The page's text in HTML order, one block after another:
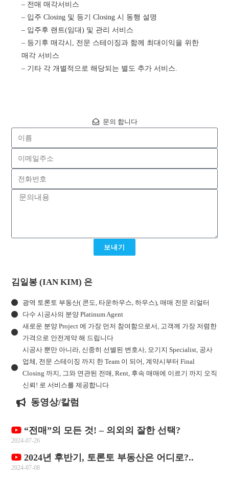
– 전매 매각서비스
– 입주 Closing 및 등기 Closing 시 동행 설명
– 입주후 랜트(임대) 및 관리 서비스
– 등기후 매각시, 전문 스테이징과 함께 최대이익을 위한
매각 서비스
– 기타 각 개별적으로 해당되는 별도 추가 서비스.
문의 합니다
보내기
김일봉 (IAN KIM) 은
광역 토론토 부동산( 콘도, 타운하우스, 하우스), 매매 전문 리얼터
다수 시공사의 분양 Platinum Agent
새로운 분양 Project 에 가장 먼저 참여함으로서, 고객께 가장 저렴한
가격으로 안전계약 해 드립니다
시공사 뿐만 아니라, 신중히 선별된 변호사, 모기지 Specialist, 공사
업체, 전문 스테이징 까지 한 Team 이 되어, 계약시부터 Final
Closing 까지, 그와 연관된 전매, Rent, 후속 매매에 이르기 까지 오직
신뢰! 로 서비스를 제공합니다
동영상/칼럼
“전매”의 모든 것! – 의외의 잘한 선택?
2024-07-26
2024년 후반기, 토론토 부동산은 어디로?..
2024-07-08